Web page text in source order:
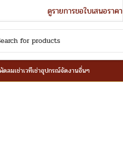
ดูรายการขอใบเสนอราคา
ดลมเช่าเวทีเช่าอุปกรณ์จัดงานอื่นๆ